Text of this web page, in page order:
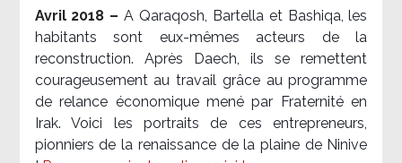
Avril 2018 –A Qaraqosh, Bartella et Bashiqa, les
habitants sont eux-mêmes acteurs de la
reconstruction. Après Daech, ils se remettent
courageusement au travail grâce au programme
de relance économique mené par Fraternité en
Irak. Voici les portraits de ces entrepreneurs,
pionniers de la renaissance de la plaine de Ninive